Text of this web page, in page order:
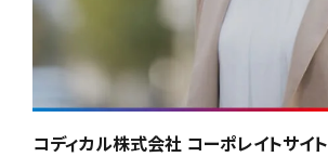
コディカル株式会社 コーポレイトサイト